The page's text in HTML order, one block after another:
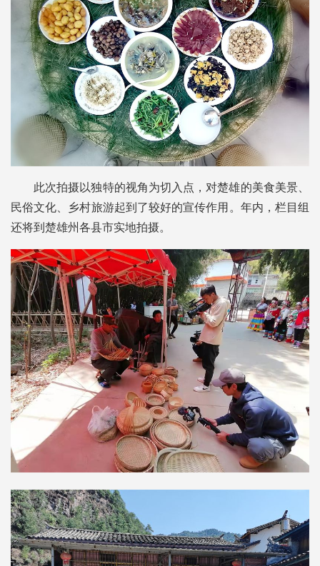
此次拍摄以独特的视角为切入点，对楚雄的美食美景、
民俗文化、乡村旅游起到了较好的宣传作用。年内，栏目组
还将到楚雄州各县市实地拍摄。